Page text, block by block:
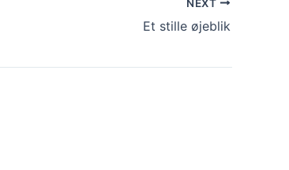
NEXT
Et stille øjeblik